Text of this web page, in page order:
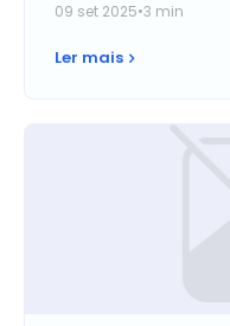
09 set 2025•3 min
Ler mais